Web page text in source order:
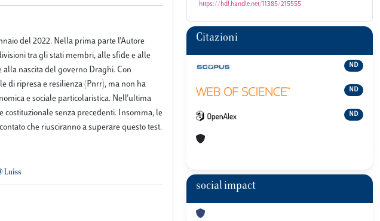
del 2022. Nella prima parte l'Autore
tra gli stati membri, alle sfide e alle
nascita del governo Draghi. Con
di ripresa e resilienza (Pnrr), ma non ha
e sociale particolaristica. Nell'ultima
costituzionale senza precedenti. Insomma, le
che riusciranno a superare questo test.
https://hdl.handle.net/11385/215555
Citazioni
ND
ND
ND
social impact